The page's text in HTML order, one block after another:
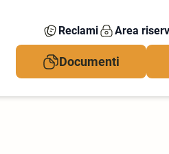
Reclami Area
Documenti